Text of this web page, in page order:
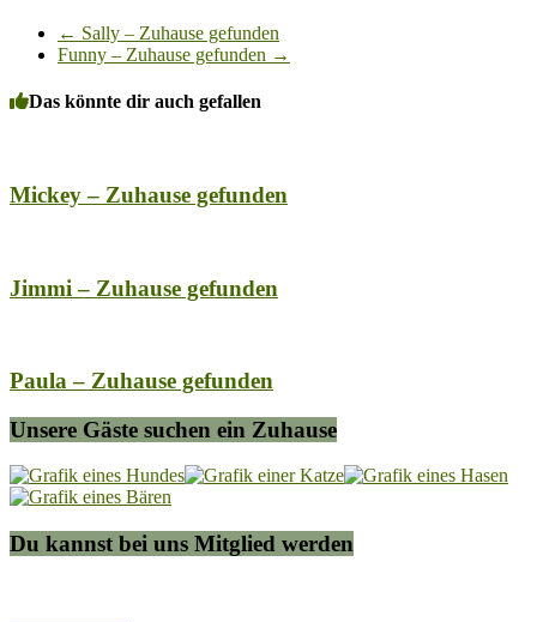
← Sally – Zuhause gefunden
Funny – Zuhause gefunden →
Das könnte dir auch gefallen
Mickey – Zuhause gefunden
Jimmi – Zuhause gefunden
Paula – Zuhause gefunden
Unsere Gäste suchen ein Zuhause
Du kannst bei uns Mitglied werden